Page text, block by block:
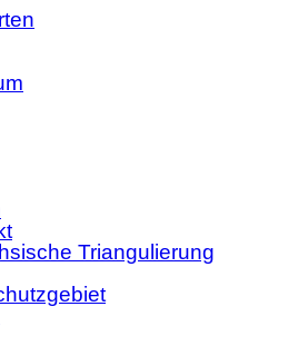
Triangulierung